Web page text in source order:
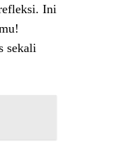
Ini
sekali